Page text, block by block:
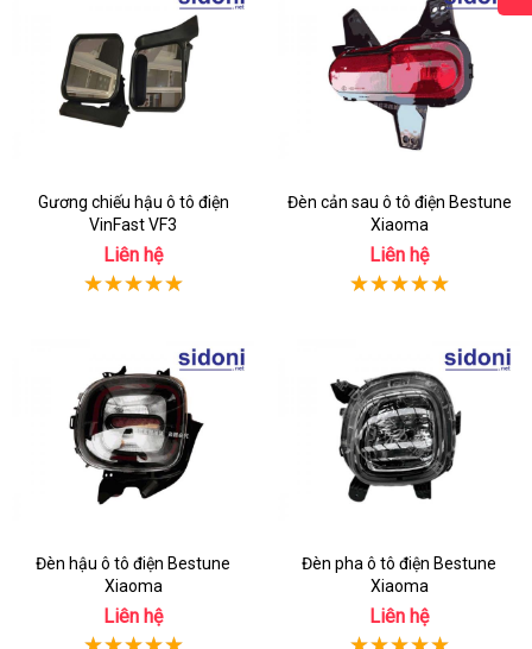
Gương chiếu hậu ô tô điện
VinFast VF3
Liên hệ
Đèn cản sau ô tô điện Bestune
Xiaoma
Liên hệ
Đèn hậu ô tô điện Bestune
Xiaoma
Liên hệ
Đèn pha ô tô điện Bestune
Xiaoma
Liên hệ